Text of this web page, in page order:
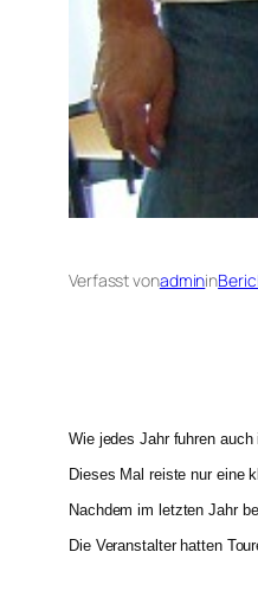
Verfasst vonadminin
Wie jedes Jahr fuhren
Dieses Mal reiste nur eine
Nachdem im letzten Jahr
Die Veranstalter hatten